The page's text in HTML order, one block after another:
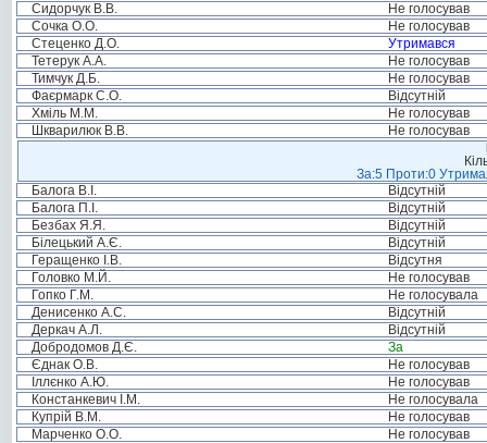
Сидорчук В.В.
Не голосував
Сочка О.О.
Не голосував
Стеценко Д.О.
Утримався
Тетерук А.А.
Не голосував
Тимчук Д.Б.
Не голосував
Фаєрмарк С.О.
Відсутній
Хміль М.М.
Не голосував
Шкварилюк В.В.
Не голосував
За:5 Проти:0
Балога В.І.
Відсутній
Балога П.І.
Відсутній
Безбах Я.Я.
Відсутній
Білецький А.Є.
Відсутній
Геращенко І.В.
Відсутня
Головко М.Й.
Не голосував
Гопко Г.М.
Не голосувала
Денисенко А.С.
Відсутній
Деркач А.Л.
Відсутній
Добродомов Д.Є.
За
Єднак О.В.
Не голосував
Іллєнко А.Ю.
Не голосував
Констанкевич І.М.
Не голосувала
Купрій В.М.
Не голосував
Марченко О.О.
Не голосував